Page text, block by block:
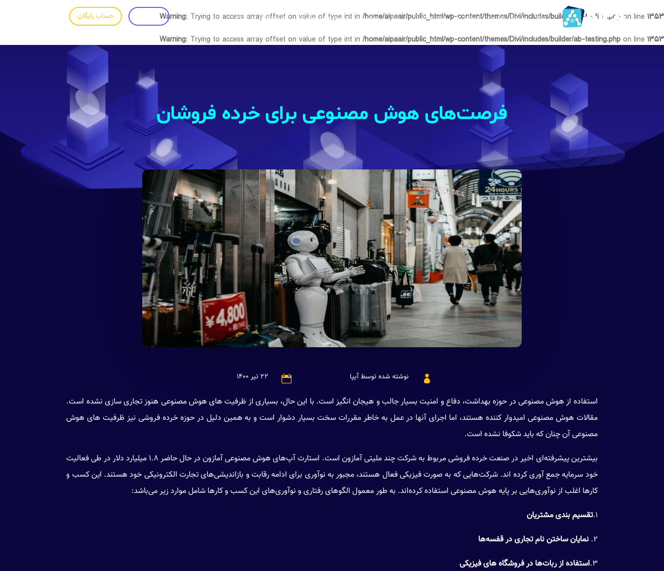
Warning: Trying to access array offset on value of type int in /home/aipaair/public_html/wp-content/themes/Divi/includes/builder/ab-testing.php on line ۱۳۵۳
Warning: Trying to access array offset on value of type int in /home/aipaair/public_html/wp-content/themes/Divi/includes/builder/ab-testing.php on line ۱۳۵۳
خانه سرویس‌ها دموها مخزن دادگان بلاگ مشتریان پرسش‌های متداول تماس با ما حساب رایگان خروج
فرصت‌های هوش مصنوعی برای خرده فروشان
 ۲۲ تیر ۱۴۰۰  نوشته شده توسط آیپا
استفاده از هوش مصنوعی در حوزه بهداشت، دفاع و امنیت بسیار جالب و هیجان انگیز است. با این حال، بسیاری از ظرفیت های هوش مصنوعی هنوز تجاری سازی نشده است.
مقالات هوش مصنوعی امیدوار کننده هستند، اما اجرای آنها در عمل به خاطر مقررات سخت بسیار دشوار است و به همین دلیل در حوزه خرده فروشی نیز ظرفیت های هوش
مصنوعی آن چنان که باید شکوفا نشده است.
بیشترین پیشرفته‌ای اخیر در صنعت خرده فروشی مربوط به شرکت چند ملیتی آمازون است. استارت آپ‌های هوش مصنوعی آمازون در حال حاضر ۱.۸ میلیارد دلار در طی فعالیت
خود سرمایه جمع آوری کرده اند. شرکت‌هایی که به صورت فیزیکی فعال هستند، مجبور به نوآوری برای ادامه رقابت و بازاندیشی‌های تجارت الکترونیکی خود هستند. این کسب و
کارها اغلب از نوآوری‌هایی بر پایه هوش مصنوعی استفاده کرده‌اند. به طور معمول الگو‌های رفتاری و نوآوری‌های این کسب و کارها شامل موارد زیر می‌باشد:
۱. تقسیم بندی مشتریان
۲. نمایان ساختن نام تجاری در قفسه‌ها
۳. استفاده از ربات‌ها در فروشگاه های فیزیکی